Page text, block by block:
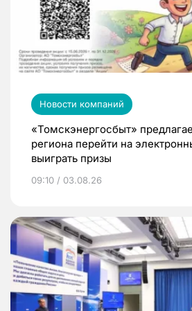
Новости компаний
«Томскэнергосбыт»
региона перейти на
выиграть призы
09:10 / 03.08.26